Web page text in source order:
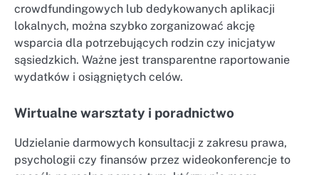
crowdfundingowych lub dedykowanych aplikacji
lokalnych, można szybko zorganizować akcję
wsparcia dla potrzebujących rodzin czy inicjatyw
sąsiedzkich. Ważne jest transparentne raportowanie
wydatków i osiągniętych celów.
Wirtualne warsztaty i poradnictwo
Udzielanie darmowych konsultacji z zakresu prawa,
psychologii czy finansów przez wideokonferencje to